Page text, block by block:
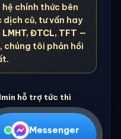
chính thức bên
cũ, tư vấn hay
ĐTCL, TFT —
chúng tôi phản hồi
hỗ trợ tức thì
Messenger